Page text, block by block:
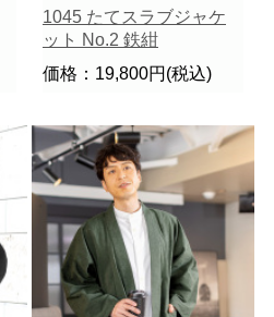
1045 たてスラブジャケ
ット No.2 鉄紺
価格：19,800円(税込)